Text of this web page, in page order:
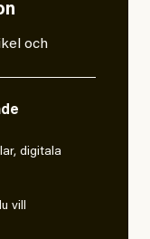
och
digitala
vill